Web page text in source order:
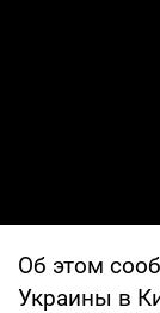
Об этом
Украины в